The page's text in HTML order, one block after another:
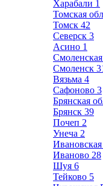
Харабали 1
Томская
Томск 42
Северск 3
Асино 1
Смоленская
Смоленск
Вязьма 4
Сафоново 3
Брянская
Брянск 39
Почеп 2
Унеча 2
Ивановская
Иваново 28
Шуя 6
Тейково 5